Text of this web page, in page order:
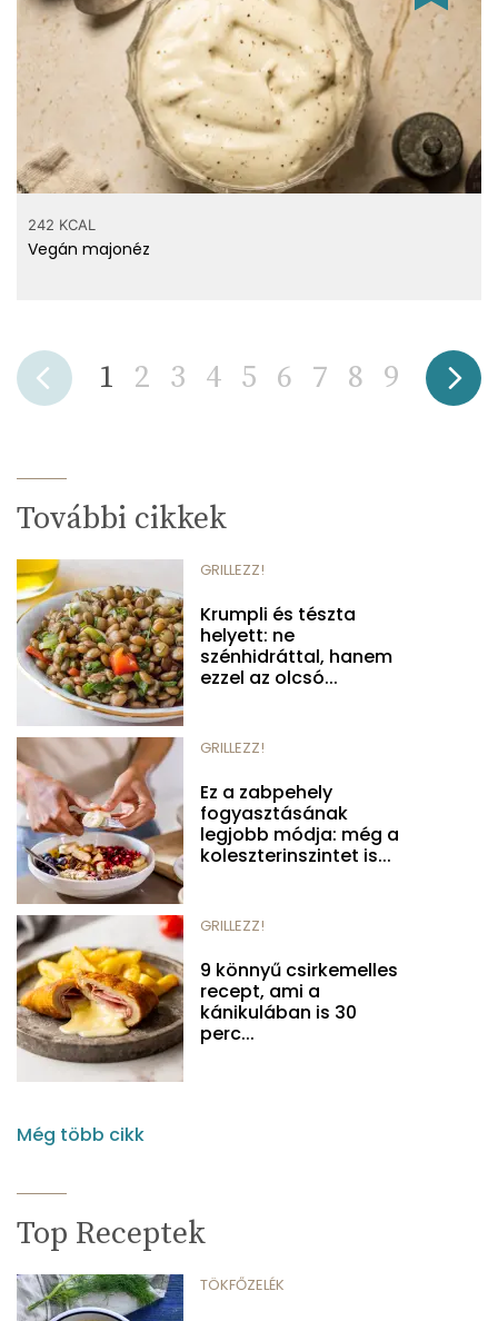
242 KCAL
Vegán majonéz
1 2 3 4 5 6 7 8 9
További cikkek
GRILLEZZ!
Krumpli és tészta
helyett: ne
szénhidráttal, hanem
ezzel az olcsó...
GRILLEZZ!
Ez a zabpehely
fogyasztásának
legjobb módja: még a
koleszterinszintet is...
GRILLEZZ!
9 könnyű csirkemelles
recept, ami a
kánikulában is 30
perc...
Még több cikk
Top Receptek
TÖKFŐZELÉK